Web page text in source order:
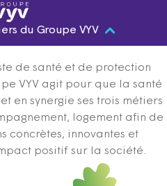
du Groupe VYV
de santé et de protection
VYV agit pour que la santé
en synergie ses trois métiers
logement afin de
concrètes, innovantes et
positif sur la société.